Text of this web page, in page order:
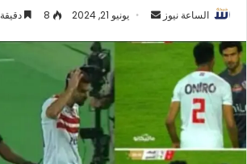
الساعة نيوز
أرسل يونيو 21, 2024 8